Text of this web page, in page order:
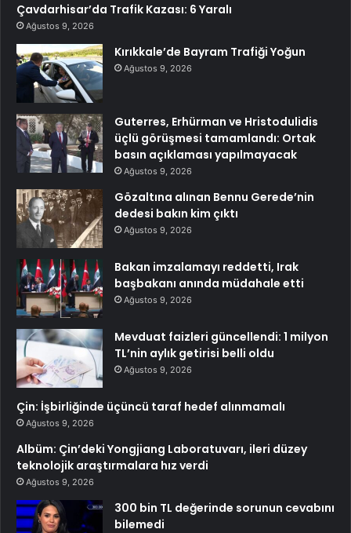
Çavdarhisar’da Trafik Kazası: 6 Yaralı
Ağustos 9, 2026
Kırıkkale’de Bayram Trafiği Yoğun
Ağustos 9, 2026
Guterres, Erhürman ve Hristodulidis
üçlü görüşmesi tamamlandı: Ortak
basın açıklaması yapılmayacak
Ağustos 9, 2026
Gözaltına alınan Bennu Gerede’nin
dedesi bakın kim çıktı
Ağustos 9, 2026
Bakan imzalamayı reddetti, Irak
başbakanı anında müdahale etti
Ağustos 9, 2026
Mevduat faizleri güncellendi: 1 milyon
TL’nin aylık getirisi belli oldu
Ağustos 9, 2026
Çin: İşbirliğinde üçüncü taraf hedef alınmamalı
Ağustos 9, 2026
Albüm: Çin’deki Yongjiang Laboratuvarı, ileri düzey
teknolojik araştırmalara hız verdi
Ağustos 9, 2026
300 bin TL değerinde sorunun cevabını
bilemedi